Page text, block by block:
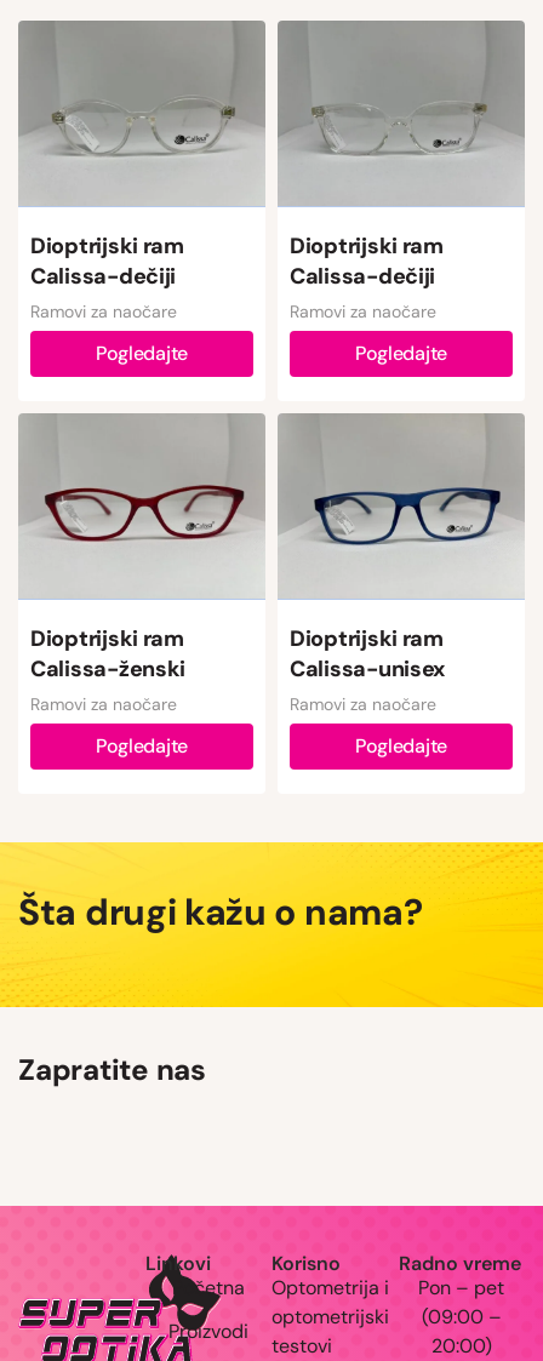
Dioptrijski ram
Calissa-dečiji
Ramovi za naočare
Pogledajte
Dioptrijski ram
Calissa-dečiji
Ramovi za naočare
Pogledajte
Dioptrijski ram
Calissa-ženski
Ramovi za naočare
Pogledajte
Dioptrijski ram
Calissa-unisex
Ramovi za naočare
Pogledajte
Šta drugi kažu o nama?
Zapratite nas
Zdravlje očiju i nervnog sistema #dioptrija
Linkovi
Početna
Proizvodi
Korisno
Optometrija i
optometrijski
testovi
Radno vreme
Pon – pet
(09:00 –
20:00)